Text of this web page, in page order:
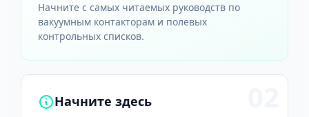
Начните с самых читаемых руководств по
вакуумным контакторам и полевых
контрольных списков.
Начните здесь